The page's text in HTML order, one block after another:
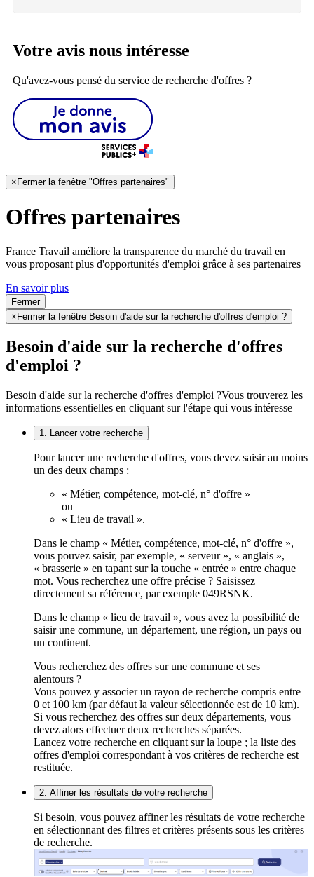
Votre avis nous intéresse
Qu'avez-vous pensé du service de recherche d'offres ?
×Fermer la fenêtre "Offres partenaires"
Offres partenaires
France Travail améliore la transparence du marché du travail en
vous proposant plus d'opportunités d'emploi grâce à ses partenaires
En savoir plus
Fermer
×Fermer la fenêtre Besoin d'aide sur la recherche d'offres d'emploi ?
Besoin d'aide sur la recherche d'offres
d'emploi ?
Besoin d'aide sur la recherche d'offres d'emploi ?Vous trouverez les
informations essentielles en cliquant sur l'étape qui vous intéresse
1. Lancer votre recherche
Pour lancer une recherche d'offres, vous devez saisir au moins
un des deux champs :
« Métier, compétence, mot-clé, n° d'offre »
ou
« Lieu de travail ».
Dans le champ « Métier, compétence, mot-clé, n° d'offre »,
vous pouvez saisir, par exemple, « serveur », « anglais »,
« brasserie » en tapant sur la touche « entrée » entre chaque
mot. Vous recherchez une offre précise ? Saisissez
directement sa référence, par exemple 049RSNK.
Dans le champ « lieu de travail », vous avez la possibilité de
saisir une commune, un département, une région, un pays ou
un continent.
Vous recherchez des offres sur une commune et ses
alentours ?
Vous pouvez y associer un rayon de recherche compris entre
0 et 100 km (par défaut la valeur sélectionnée est de 10 km).
Si vous recherchez des offres sur deux départements, vous
devez alors effectuer deux recherches séparées.
Lancez votre recherche en cliquant sur la loupe ; la liste des
offres d'emploi correspondant à vos critères de recherche est
restituée.
2. Affiner les résultats de votre recherche
Si besoin, vous pouvez affiner les résultats de votre recherche
en sélectionnant des filtres et critères présents sous les critères
de recherche.